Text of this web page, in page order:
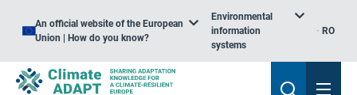
An official website of the European
Union | How do you know?
Environmental
information
systems
RO